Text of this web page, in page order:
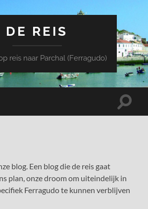
DE REIS
reis naar Parchal (Ferragudo)
Toggle
blog. Een blog die de reis gaat
plan, onze droom om uiteindelijk in
Ferragudo te kunnen verblijven